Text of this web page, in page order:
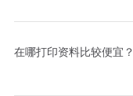
在哪打印资料比较便宜？